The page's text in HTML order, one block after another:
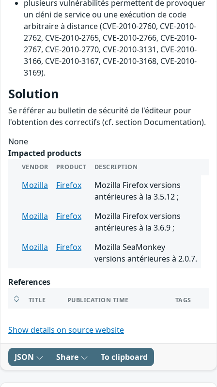
plusieurs vulnérabilités permettent de provoquer
un déni de service ou une exécution de code
arbitraire à distance (CVE-2010-2760, CVE-2010-
2762, CVE-2010-2765, CVE-2010-2766, CVE-2010-
2767, CVE-2010-2770, CVE-2010-3131, CVE-2010-
3166, CVE-2010-3167, CVE-2010-3168, CVE-2010-
3169).
Solution
Se référer au bulletin de sécurité de l'éditeur pour
l'obtention des correctifs (cf. section Documentation).
None
Impacted products
VENDOR PRODUCT DESCRIPTION
Mozilla Firefox
Mozilla Firefox versions
antérieures à la 3.5.12 ;
Mozilla
Firefox
Mozilla Firefox versions
antérieures à la 3.6.9 ;
Mozilla
Firefox
Mozilla SeaMonkey
versions antérieures à 2.0.7.
References
TITLE PUBLICATION TIME TAGS
Show details on source website
JSON Share To clipboard